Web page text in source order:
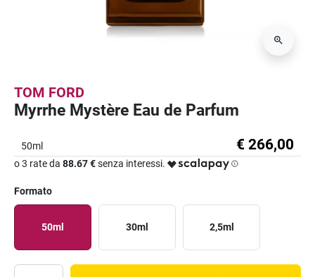
TOM FORD
Myrrhe Mystère Eau de Parfum
50ml € 266,00
o 3 rate da 88.67 €senza interessi.
Formato
50ml 30ml 2,5ml